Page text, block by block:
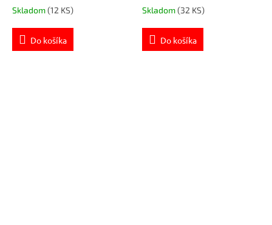
bodkované linajkovanie
Skladom(12 KS)
Do košíka
Skladom(32 KS)
Do košíka